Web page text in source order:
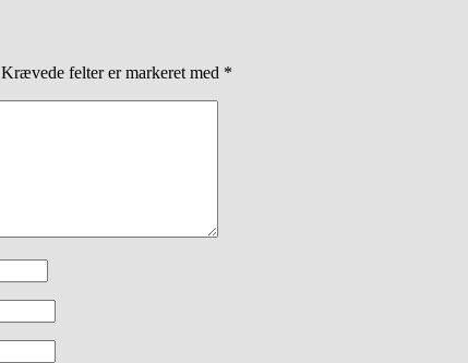
Krævede felter er markeret med *